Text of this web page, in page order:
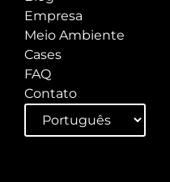
Empresa
Meio Ambiente
Cases
FAQ
Contato